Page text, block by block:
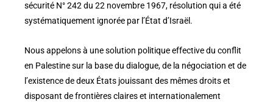
sécurité N° 242 du 22 novembre 1967, résolution qui a été
systématiquement ignorée par l’État d’Israël.
Nous appelons à une solution politique effective du conflit
en Palestine sur la base du dialogue, de la négociation et de
l’existence de deux États jouissant des mêmes droits et
disposant de frontières claires et internationalement